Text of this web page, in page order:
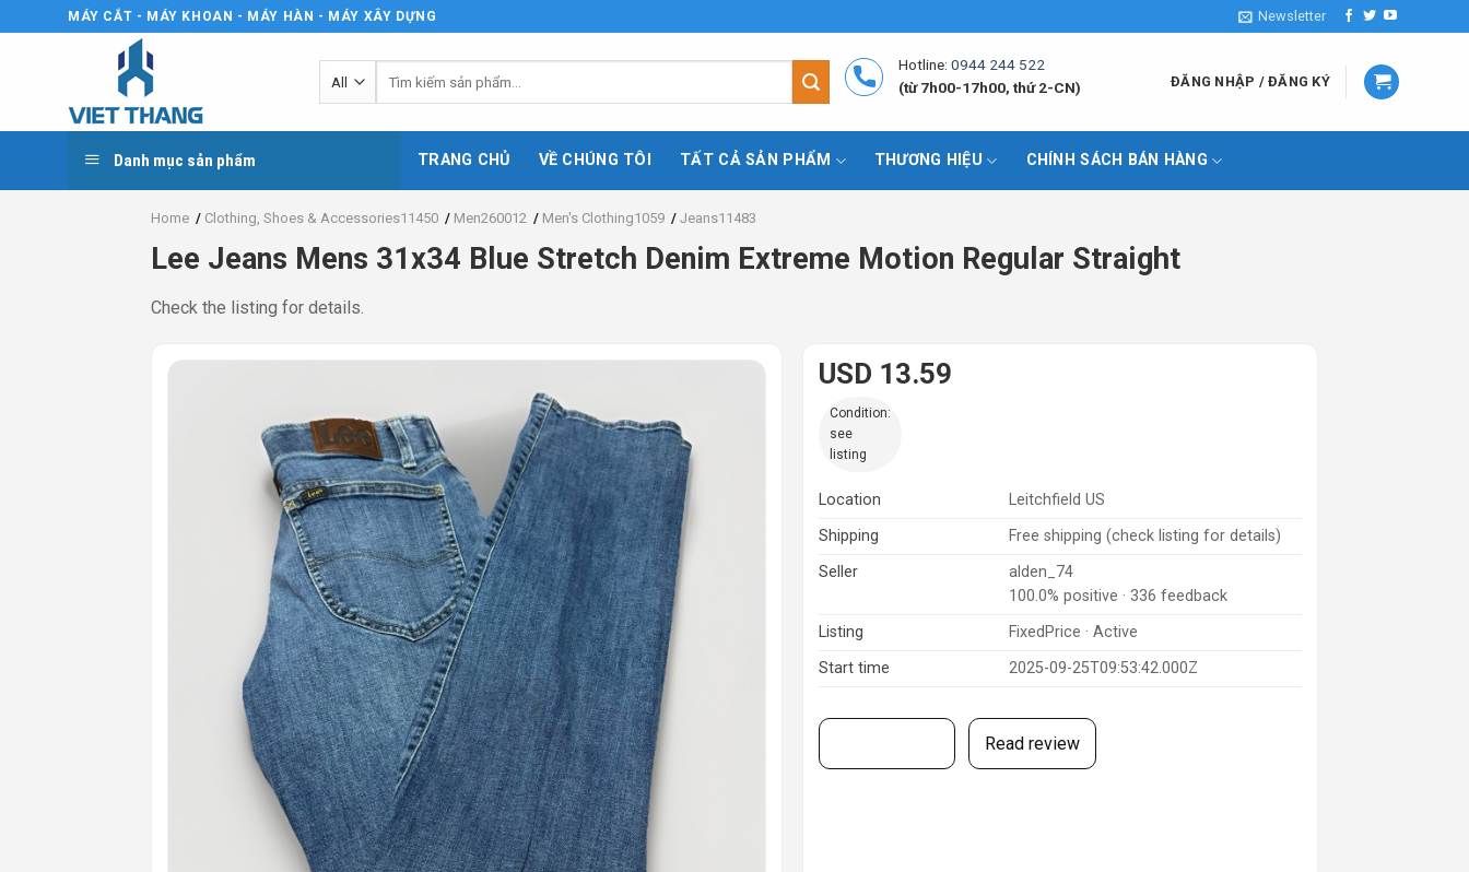
to
MÁY CẮT - MÁY KHOAN - MÁY HÀN - MÁY XÂY DỰNG Newsletter
kiếm:
Hotline: 0944 244 522
(từ 7h00-17h00, thứ 2-CN)
ĐĂNG NHẬP / ĐĂNG KÝ
Danh mục sản phẩm TRANG CHỦ VỀ CHÚNG TÔI TẤT CẢ SẢN PHẨM THƯƠNG HIỆU CHÍNH SÁCH BÁN HÀNG
Home / Clothing, Shoes & Accessories11450 / Men260012 / Men's Clothing1059 / Jeans11483
Lee Jeans Mens 31x34 Blue Stretch Denim Extreme Motion Regular Straight
Check the listing for details.
USD 13.59
Condition:
see
listing
Location
Leitchfield US
Shipping
Free shipping (check listing for details)
Seller
alden_74
100.0% positive · 336 feedback
Listing
FixedPrice · Active
Start time
2025-09-25T09:53:42.000Z
Read review